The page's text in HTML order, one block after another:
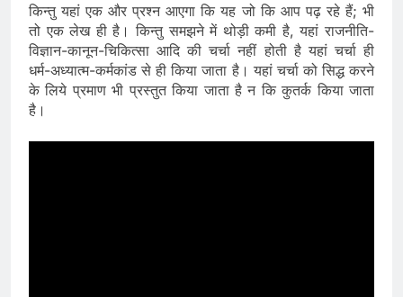
किन्तु यहां एक और प्रश्न आएगा कि यह जो कि आप पढ़ रहे हैं; भी
तो एक लेख ही है। किन्तु समझने में थोड़ी कमी है, यहां राजनीति-
विज्ञान-कानून-चिकित्सा आदि की चर्चा नहीं होती है यहां चर्चा ही
धर्म-अध्यात्म-कर्मकांड से ही किया जाता है। यहां चर्चा को सिद्ध करने
के लिये प्रमाण भी प्रस्तुत किया जाता है न कि कुतर्क किया जाता
है।